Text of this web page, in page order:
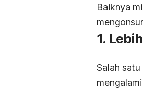
Baiknya
1.
Salah